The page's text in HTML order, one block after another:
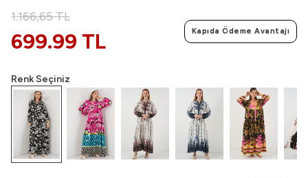
1.166,65TL
699.99 TL Kapıda Ödeme Avantajı
Renk Seçiniz